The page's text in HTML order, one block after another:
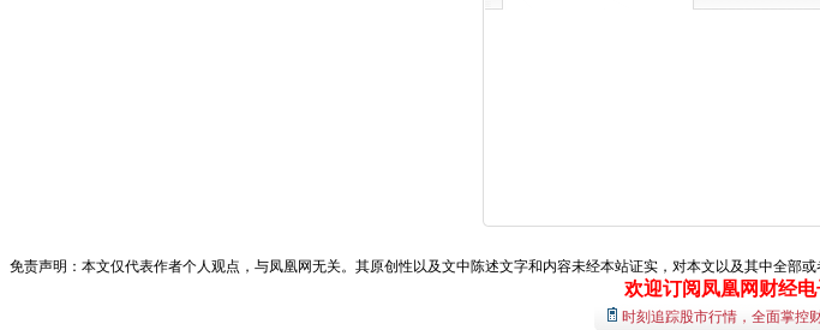
免责声明：本文仅代表作者个人观点，与凤凰网无关。其原创性以及文中陈述文字和内容未经本站证实，对本文以及其中全部
欢迎订阅凤凰网财经电
时刻追踪股市行情，全面掌控